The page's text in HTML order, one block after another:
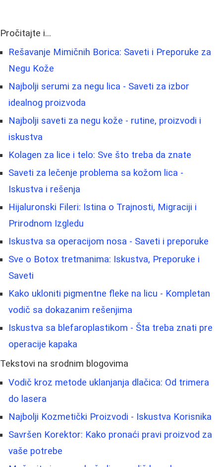
Pročitajte i...
Rešavanje Mimičnih Borica: Saveti i Preporuke za
Negu Kože
Najbolji serumi za negu lica - Saveti za izbor
idealnog proizvoda
Najbolji saveti za negu kože - rutine, proizvodi i
iskustva
Kolagen za lice i telo: Sve što treba da znate
Saveti za lečenje problema sa kožom lica -
Iskustva i rešenja
Hijaluronski Fileri: Istina o Trajnosti, Migraciji i
Prirodnom Izgledu
Iskustva sa operacijom nosa - Saveti i preporuke
Sve o Botox tretmanima: Iskustva, Preporuke i
Saveti
Kako ukloniti pigmentne fleke na licu - Kompletan
vodič sa dokazanim rešenjima
Iskustva sa blefaroplastikom - Šta treba znati pre
operacije kapaka
Tekstovi na srodnim blogovima
Vodič kroz metode uklanjanja dlačica: Od trimera
do lasera
Najbolji Kozmetički Proizvodi - Iskustva Korisnika
Savršen Korektor: Kako pronaći pravi proizvod za
vaše potrebe